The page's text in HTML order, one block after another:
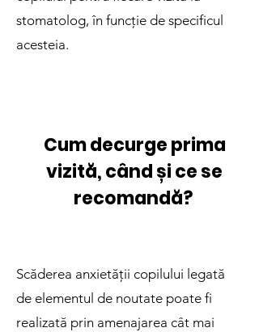
stomatolog, în funcție de specificul
acesteia.
Cum decurge prima
vizită, când și ce se
recomandă?
Scăderea anxietății copilului legată
de elementul de noutate poate fi
realizată prin amenajarea cât mai